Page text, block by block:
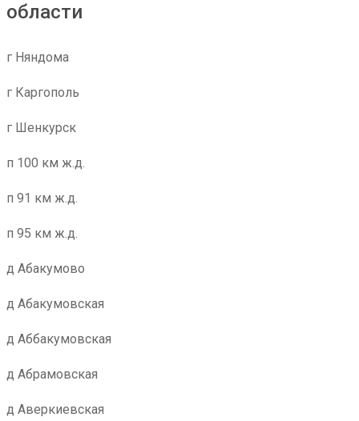
области
г Няндома
г Каргополь
г Шенкурск
п 100 км ж.д.
п 91 км ж.д.
п 95 км ж.д.
д Абакумово
д Абакумовская
д Аббакумовская
д Абрамовская
д Аверкиевская